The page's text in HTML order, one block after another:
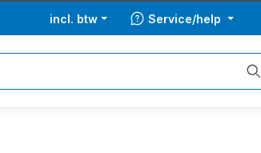
incl. btw Service/help